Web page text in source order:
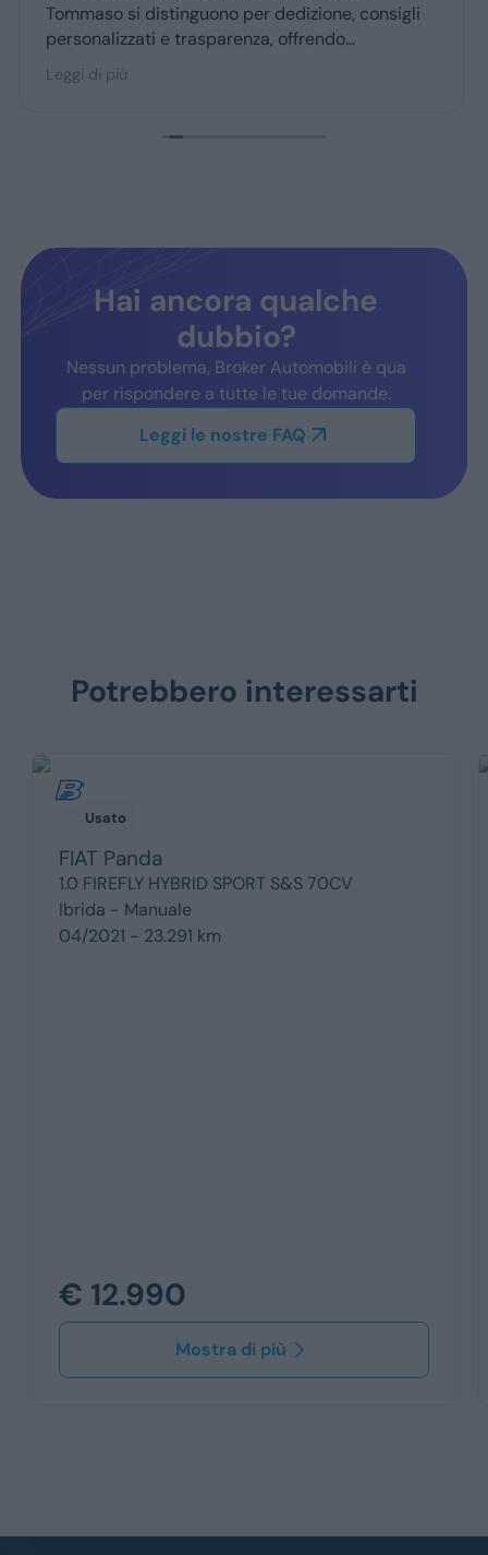
Hai ancora qualche
dubbio?
Nessun problema, Broker Automobili è qua
per rispondere a tutte le tue domande.
Leggi le nostre FAQ
Potrebbero interessarti
Usato
FIAT Panda
1.0 FIREFLY HYBRID SPORT S&S 70CV
Ibrida - Manuale
04/2021 - 23.291 km
€ 12.990
Mostra di più